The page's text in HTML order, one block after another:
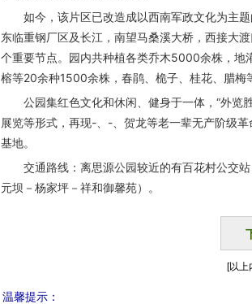
如今，该片区已改造成以西南军政文化为主题
东临重钢厂区及长江，南望马桑溪大桥，西接大
个重要节点。园内共种植各类乔木5000余株，地
榕等20余种1500余株，春鹃、桅子、桂花、腊梅
公园集红色文化和休闲、健身于一体，“外览
展览等形式，再现-、-、贺龙等老一辈无产阶级
基地。
交通路线：离思源公园较近的有百花村公交站
元坝－杨家坪－祥和御馨苑）。
[以上
温馨提示：